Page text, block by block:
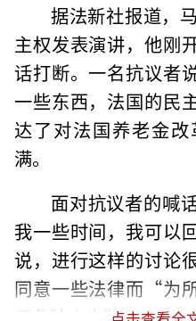
据法新社报道，
主权发表演讲，他刚
话打断。一名抗议者
一些东西，法国的民
达了对法国养老金
满。
面对抗议者的喊
我一些时间，我可以
说，进行这样的讨论
同意一些法律而“为